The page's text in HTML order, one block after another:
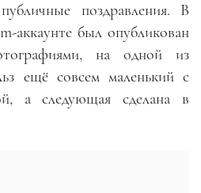
поздравления. В
аккаунте был опубликован
на одной из
ещё совсем маленький с
а следующая сделана в